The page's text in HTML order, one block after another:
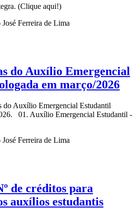
(Clique aqui!)
Ferreira de Lima
do Auxílio Emergencial
em março/2026
do Auxílio Emergencial Estudantil
01. Auxílio Emergencial Estudantil -
Ferreira de Lima
de créditos para
auxílios estudantis